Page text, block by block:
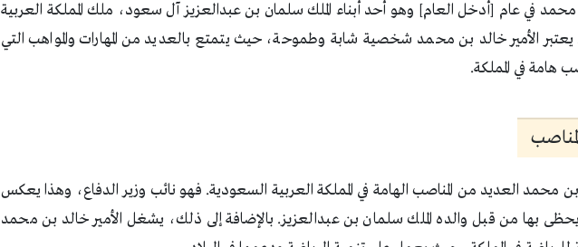
محمد في عام [أدخل العام] وهو أحد أبناء الملك سلمان بن عبدالعزيز آل سعود، ملك المملكة العربية
يعتبر الأمير خالد بن محمد شخصية شابة وطموحة، حيث يتمتع بالعديد من المهارات والمواهب التي
في المملكة.
محمد العديد من المناصب الهامة في المملكة العربية السعودية. فهو نائب وزير الدفاع، وهذا يعكس
يحظى بها من قبل والده الملك سلمان بن عبدالعزيز. بالإضافة إلى ذلك، يشغل الأمير خالد بن محمد